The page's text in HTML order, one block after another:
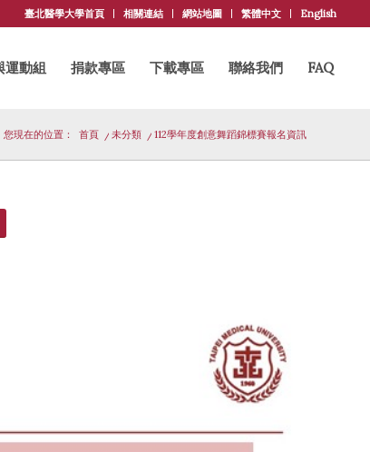
臺北醫學大學首頁 相關連結 網站地圖 繁體中文 English
運動組 捐款專區 下載專區 聯絡我們 FAQ
您現在的位置： 首頁 / 未分類 / 112學年度創意舞蹈錦標賽報名資訊